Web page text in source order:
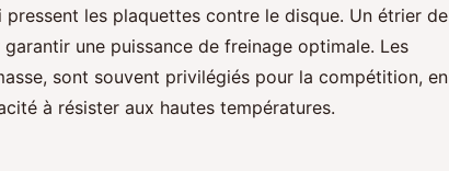
pressent les plaquettes contre le disque. Un étrier de
une puissance de freinage optimale. Les
sont souvent privilégiés pour la compétition, en
à résister aux hautes températures.